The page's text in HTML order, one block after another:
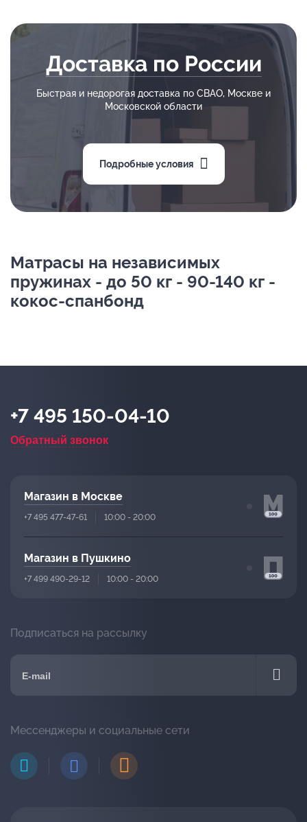
Доставка по России
Быстрая и недорогая доставка по СВАО, Москве и
Московской области
Подробные условия
Матрасы на независимых
пружинах - до 50 кг - 90-140 кг -
кокос-спанбонд
+7 495 150-04-10
Обратный звонок
Магазин в Москве
+7 495 477-47-61 10:00 - 20:00
Магазин в Пушкино
+7 499 490-29-12 10:00 - 20:00
Подписаться на рассылку
Мессенджеры и социальные сети